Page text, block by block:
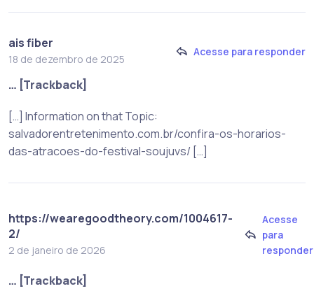
ais fiber
18 de dezembro de 2025
Acesse para responder
… [Trackback]
[…] Information on that Topic:
salvadorentretenimento.com.br/confira-os-horarios-
das-atracoes-do-festival-soujuvs/ […]
https://wearegoodtheory.com/1004617-
2/
2 de janeiro de 2026
Acesse
para
responder
… [Trackback]